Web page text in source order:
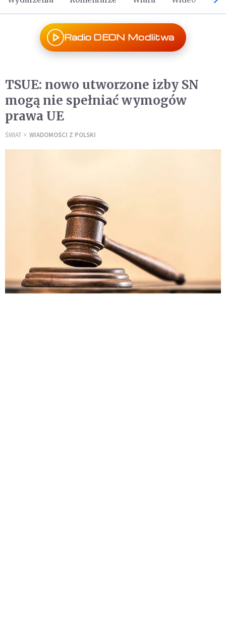
Radio DEON Modlitwa
TSUE: nowo utworzone izby SN
mogą nie spełniać wymogów
prawa UE
ŚWIAT WIADOMOŚCI Z POLSKI